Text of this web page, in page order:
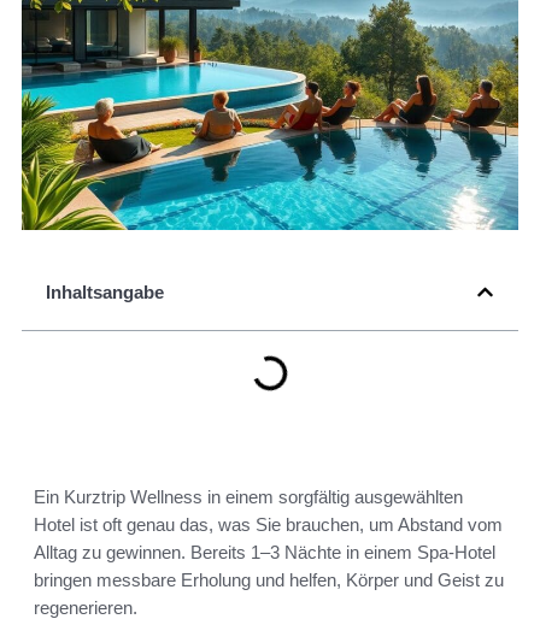
Inhaltsangabe
Ein Kurztrip Wellness in einem sorgfältig ausgewählten
Hotel ist oft genau das, was Sie brauchen, um Abstand vom
Alltag zu gewinnen. Bereits 1–3 Nächte in einem Spa-Hotel
bringen messbare Erholung und helfen, Körper und Geist zu
regenerieren.